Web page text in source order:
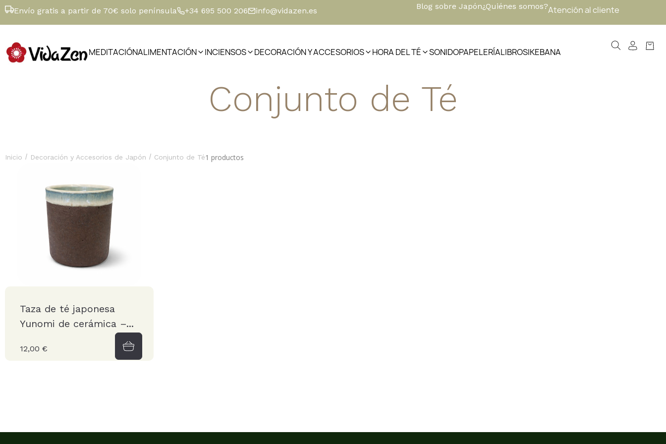
Envío gratis a partir de 70€ solo península +34 695 500 206 info@vidazen.es Blog sobre Japón¿Quiénes somos?Atención al cliente
MEDITACIÓNALIMENTACIÓN INCIENSOS DECORACIÓN Y ACCESORIOS HORA DEL TÉ SONIDOPAPELERÍALIBROSIKEBANA
Conjunto de Té
Inicio / Decoración y Accesorios de Japón / Conjunto de Té1 productos
Taza de té japonesa
Yunomi de cerámica –...
12,00 €